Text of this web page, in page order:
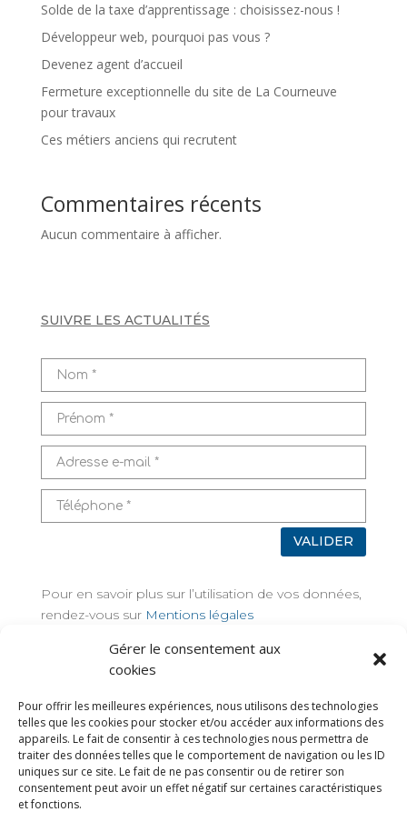
Gérer le consentement aux
cookies
Pour offrir les meilleures expériences, nous utilisons des technologies
telles que les cookies pour stocker et/ou accéder aux informations des
appareils. Le fait de consentir à ces technologies nous permettra de
traiter des données telles que le comportement de navigation ou les ID
uniques sur ce site. Le fait de ne pas consentir ou de retirer son
consentement peut avoir un effet négatif sur certaines caractéristiques
et fonctions.
Solde de la taxe d’apprentissage : choisissez-nous !
Développeur web, pourquoi pas vous ?
Devenez agent d’accueil
Fermeture exceptionnelle du site de La Courneuve
pour travaux
Ces métiers anciens qui recrutent
Commentaires récents
Aucun commentaire à afficher.
SUIVRE LES ACTUALITÉS
VALIDER
Pour en savoir plus sur l’utilisation de vos données,
rendez-vous sur Mentions légales